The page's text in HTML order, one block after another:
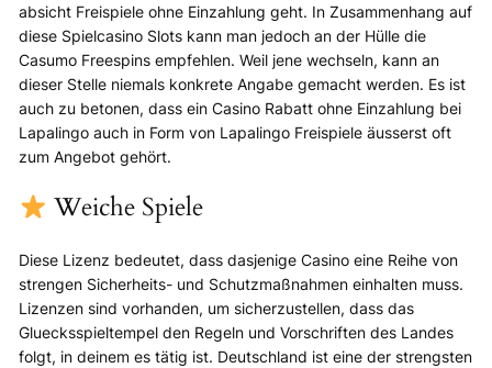
absicht Freispiele ohne Einzahlung geht. In Zusammenhang auf
diese Spielcasino Slots kann man jedoch an der Hülle die
Casumo Freespins empfehlen. Weil jene wechseln, kann an
dieser Stelle niemals konkrete Angabe gemacht werden. Es ist
auch zu betonen, dass ein Casino Rabatt ohne Einzahlung bei
Lapalingo auch in Form von Lapalingo Freispiele äusserst oft
zum Angebot gehört.
Weiche Spiele
Diese Lizenz bedeutet, dass dasjenige Casino eine Reihe von
strengen Sicherheits- und Schutzmaßnahmen einhalten muss.
Lizenzen sind vorhanden, um sicherzustellen, dass das
Gluecksspieltempel den Regeln und Vorschriften des Landes
folgt, in deinem es tätig ist. Deutschland ist eine der strengsten